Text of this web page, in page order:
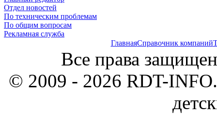
Отдел новостей
По техническим проблемам
По общим вопросам
Рекламная служба
ГлавнаяСправочник компаний
Все права
© 2009 - 2026 RDT-